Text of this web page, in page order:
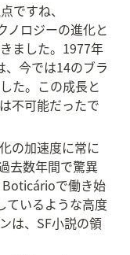
ですね、
ロジーの進化と
ました。1977年
、今では14のブラ
た。この成長と
不可能だったで
の加速度に常に
去数年間で驚異
で働き始
ているような高度
は、SF小説の領